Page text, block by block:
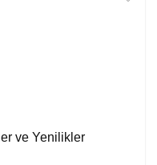
ve Yenilikler